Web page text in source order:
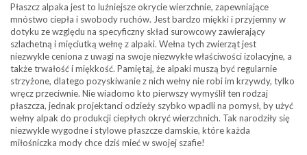
Płaszcz alpaka jest to luźniejsze okrycie wierzchnie, zapewniające
mnóstwo ciepła i swobody ruchów. Jest bardzo miękki i przyjemny w
dotyku ze względu na specyficzny skład surowcowy zawierający
szlachetną i mięciutką wełnę z alpaki. Wełna tych zwierząt jest
niezwykle ceniona z uwagi na swoje niezwykłe właściwości izolacyjne, a
także trwałość i miękkość. Pamiętaj, że alpaki muszą być regularnie
strzyżone, dlatego pozyskiwanie z nich wełny nie robi im krzywdy, tylko
wręcz przeciwnie. Nie wiadomo kto pierwszy wymyślił ten rodzaj
płaszcza, jednak projektanci odzieży szybko wpadli na pomysł, by użyć
wełny alpak do produkcji ciepłych okryć wierzchnich. Tak narodziły się
niezwykle wygodne i stylowe płaszcze damskie, które każda
miłośniczka mody chce dziś mieć w swojej szafie!